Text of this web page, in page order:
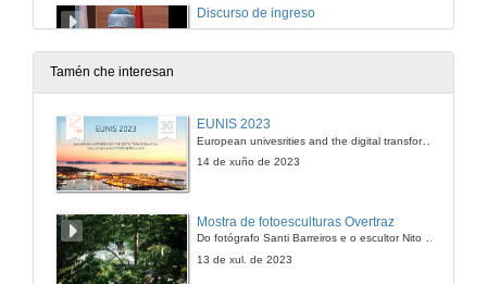
Discurso de ingreso
27 de xan. de 2012
27 de xan. de 2012
27 de xan. de 2012
Tamén che interesan
EUNIS 2023
European univesrities and the digital transformation: challenges and opportunities ahead
14 de xuño de 2023
Mostra de fotoesculturas Overtraz
Do fotógrafo Santi Barreiros e o escultor Nito Contreras.
13 de xul. de 2023